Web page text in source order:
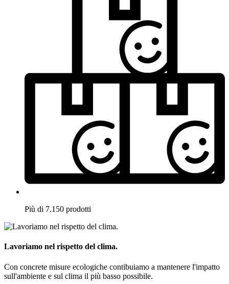
Più di 7.150 prodotti
Lavoriamo nel rispetto del clima.
Con concrete misure ecologiche contibuiamo a mantenere l'impatto
sull'ambiente e sul clima il più basso possibile.